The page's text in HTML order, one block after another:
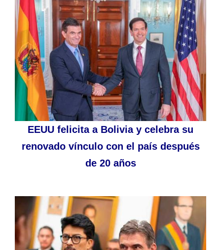
EEUU felicita a Bolivia y celebra su
renovado vínculo con el país después
de 20 años